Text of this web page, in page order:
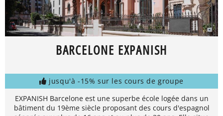
BARCELONE EXPANISH
jusqu'à -15% sur les cours de groupe
EXPANISH Barcelone est une superbe école logée dans un
bâtiment du 19ème siècle proposant des cours d'espagnol